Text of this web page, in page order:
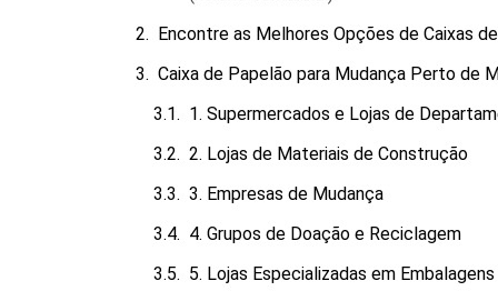
Encontre as Melhores Opções de Caixas
Caixa de Papelão para Mudança Perto de
1. Supermercados e Lojas de
2. Lojas de Materiais de Construção
3. Empresas de Mudança
4. Grupos de Doação e Reciclagem
5. Lojas Especializadas em Embalagens